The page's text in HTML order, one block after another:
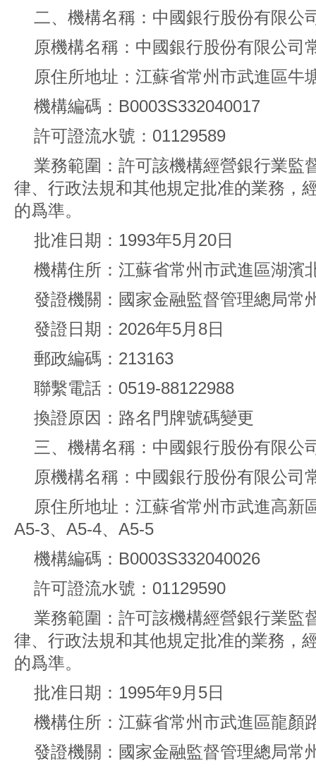
二、機構名稱：中國銀行股份有限公
原機構名稱：中國銀行股份有限公司
原住所地址：江蘇省常州市武進區牛
機構編碼：B0003S332040017
許可證流水號：01129589
業務範圍：許可該機構經營銀行業監
律、行政法規和其他規定批准的業務，
的爲準。
批准日期：1993年5月20日
機構住所：江蘇省常州市武進區湖濱
發證機關：國家金融監督管理總局常
發證日期：2026年5月8日
郵政編碼：213163
聯繫電話：0519-88122988
換證原因：路名門牌號碼變更
三、機構名稱：中國銀行股份有限公
原機構名稱：中國銀行股份有限公司
原住所地址：江蘇省常州市武進高新
A5-3、A5-4、A5-5
機構編碼：B0003S332040026
許可證流水號：01129590
業務範圍：許可該機構經營銀行業監
律、行政法規和其他規定批准的業務，
的爲準。
批准日期：1995年9月5日
機構住所：江蘇省常州市武進區龍顏
發證機關：國家金融監督管理總局常